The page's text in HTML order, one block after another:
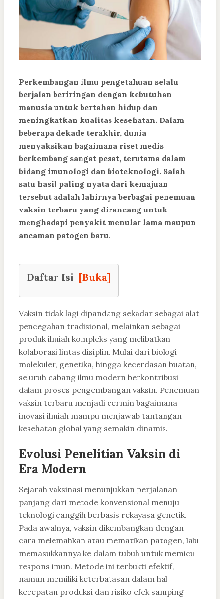
Perkembangan ilmu pengetahuan selalu
berjalan beriringan dengan kebutuhan
manusia untuk bertahan hidup dan
meningkatkan kualitas kesehatan. Dalam
beberapa dekade terakhir, dunia
menyaksikan bagaimana riset medis
berkembang sangat pesat, terutama dalam
bidang imunologi dan bioteknologi. Salah
satu hasil paling nyata dari kemajuan
tersebut adalah lahirnya berbagai penemuan
vaksin terbaru yang dirancang untuk
menghadapi penyakit menular lama maupun
ancaman patogen baru.
Daftar Isi [Buka]
Vaksin tidak lagi dipandang sekadar sebagai alat
pencegahan tradisional, melainkan sebagai
produk ilmiah kompleks yang melibatkan
kolaborasi lintas disiplin. Mulai dari biologi
molekuler, genetika, hingga kecerdasan buatan,
seluruh cabang ilmu modern berkontribusi
dalam proses pengembangan vaksin. Penemuan
vaksin terbaru menjadi cermin bagaimana
inovasi ilmiah mampu menjawab tantangan
kesehatan global yang semakin dinamis.
Evolusi Penelitian Vaksin di
Era Modern
Sejarah vaksinasi menunjukkan perjalanan
panjang dari metode konvensional menuju
teknologi canggih berbasis rekayasa genetik.
Pada awalnya, vaksin dikembangkan dengan
cara melemahkan atau mematikan patogen, lalu
memasukkannya ke dalam tubuh untuk memicu
respons imun. Metode ini terbukti efektif,
namun memiliki keterbatasan dalam hal
kecepatan produksi dan risiko efek samping